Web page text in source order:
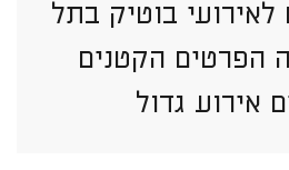
בוטיק בתל
הפרטים הקטנים
אירוע גדול